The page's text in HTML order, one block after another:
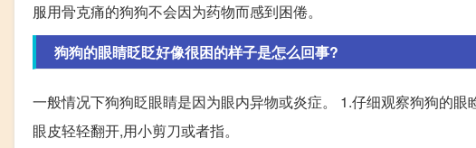
服用骨克痛的狗狗不会因为药物而感到困倦。
狗狗的眼睛眨眨好像很困的样子是怎么回事?
一般情况下狗狗眨眼睛是因为眼内异物或炎症。 1.仔细观察狗狗的
眼皮轻轻翻开,用小剪刀或者指。